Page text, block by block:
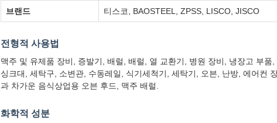
브랜드 티스코, BAOSTEEL, ZPSS, LISCO, JISCO
전형적 사용법
맥주 및 유제품 장비, 증발기, 배럴, 배럴, 열 교환기, 병원 장비, 냉장고 부
싱크대, 세탁구, 소변관, 수동레일, 식기세척기, 세탁기, 오븐, 난방, 에어컨
과 차가운 음식상업용 오븐 후드, 맥주 배럴.
화학적 성분